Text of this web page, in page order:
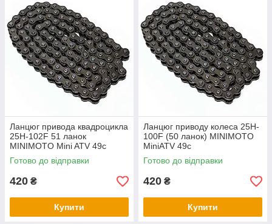
Ланцюг привода квадроцикла
25H-102F 51 ланок
MINIMOTO Mini ATV 49с
Готово до відправки
420 ₴
Купити
Ланцюг приводу колеса 25H-
100F (50 ланок) MINIMOTO
MiniATV 49с
Готово до відправки
420 ₴
Купити